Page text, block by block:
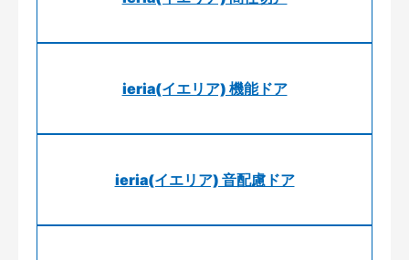
ieria(イエリア) 機能ドア
ieria(イエリア) 音配慮ドア